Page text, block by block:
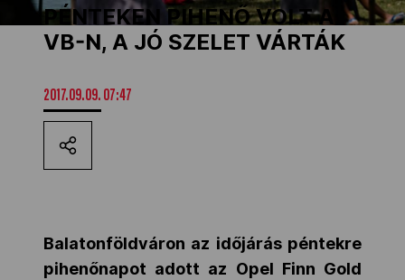
Los Angeles 2028
MOB
Kettőskarrier-program
NOB
PÉNTEKEN PIHENŐ VOLT A
VB-N, A JÓ SZELET VÁRTÁK
2017.09.09. 07:47
Balatonföldváron az időjárás péntekre
pihenőnapot adott az Opel Finn Gold